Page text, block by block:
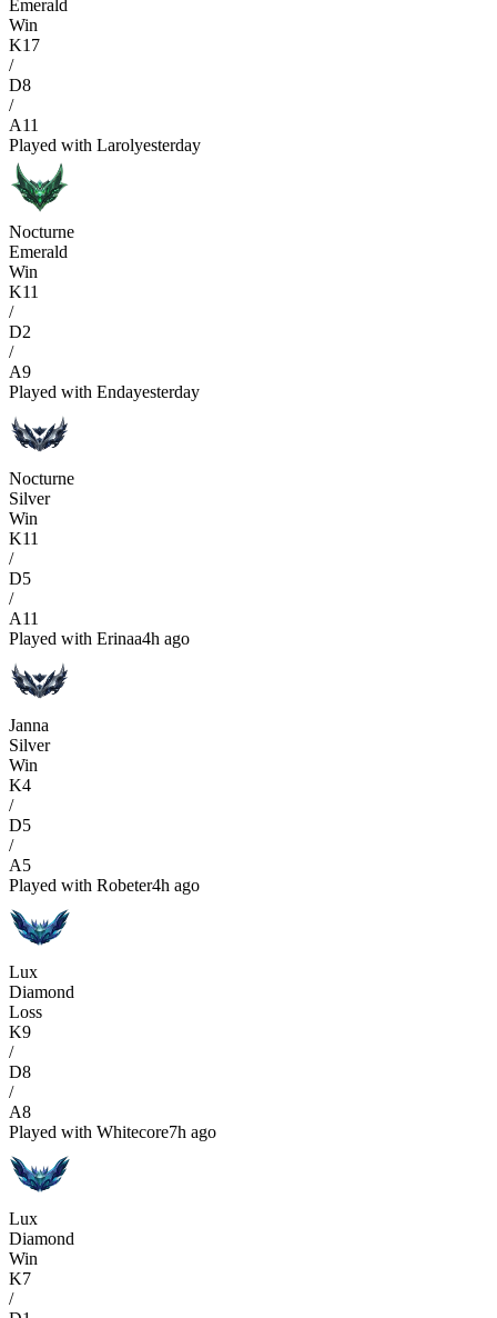
Emerald
Win
K17
/
D8
/
A11
Played with Larolyesterday
Nocturne
Emerald
Win
K11
/
D2
/
A9
Played with Endayesterday
Nocturne
Silver
Win
K11
/
D5
/
A11
Played with Erinaa4h ago
Janna
Silver
Win
K4
/
D5
/
A5
Played with Robeter4h ago
Lux
Diamond
Loss
K9
/
D8
/
A8
Played with Whitecore7h ago
Lux
Diamond
Win
K7
/